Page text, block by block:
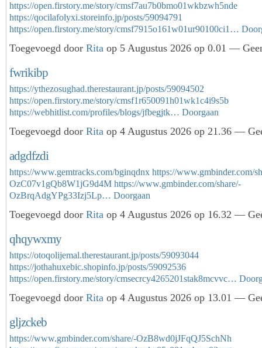
https://open.firstory.me/story/cmsf7au7b0bmo01wkbzwh5nde
https://qocilafolyxi.storeinfo.jp/posts/59094791
https://open.firstory.me/story/cmsf7915o161w01ur90100ci1…
Toegevoegd door Rita op 5 Augustus 2026 op 0.01 —
fwrikibp
https://ythezosughad.therestaurant.jp/posts/59094502
https://open.firstory.me/story/cmsf1r650091h01wk1c4i9s5b
https://webhitlist.com/profiles/blogs/jfbegjtk… Doorgaan
Toegevoegd door Rita op 4 Augustus 2026 op 21.36 —
adgdfzdi
https://www.gemtracks.com/bginqdnx https://www.gmbinder.com/
OzC07v1gQb8W1jG9d4M https://www.gmbinder.com/share/-
OzBrqAdgYPg33Izj5Lp… Doorgaan
Toegevoegd door Rita op 4 Augustus 2026 op 16.32 —
qhqywxmy
https://otoqolijemal.therestaurant.jp/posts/59093044
https://jothahuxebic.shopinfo.jp/posts/59092536
https://open.firstory.me/story/cmsecrcy4265201stak8mcvvc…
Toegevoegd door Rita op 4 Augustus 2026 op 13.01 —
gljzckeb
https://www.gmbinder.com/share/-OzB8wd0jJFqQJ5SchNh